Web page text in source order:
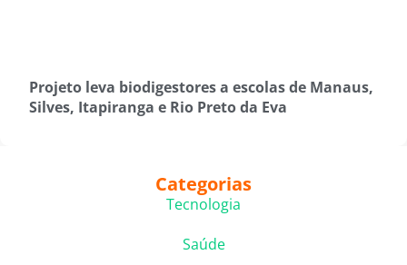
Projeto leva biodigestores a escolas de Manaus,
Silves, Itapiranga e Rio Preto da Eva
Categorias
Tecnologia
Saúde